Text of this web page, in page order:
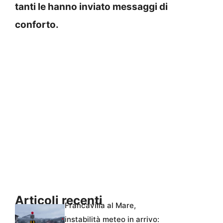
tanti le hanno inviato messaggi di
conforto.
Articoli recenti
Francavilla al Mare,
instabilità meteo in arrivo: